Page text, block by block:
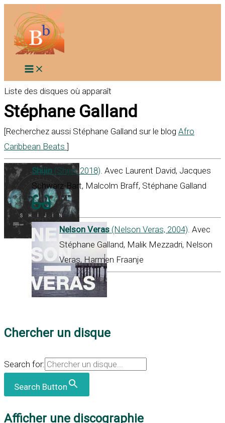
contenu
Liste des disques où apparaît
Stéphane Galland
[Recherchez aussi Stéphane Galland sur le blog Afro
Caribbean Beats ]
Shijin (Shijin, 2018). Avec Laurent David, Jacques
Schwarz-Bart, Malcolm Braff, Stéphane Galland
Nelson Veras (Nelson Veras, 2004). Avec
Stéphane Galland, Malik Mezzadri, Nelson
Veras, Harmen Fraanje
Chercher un disque
Search for:
Search Button
Afficher une discographie